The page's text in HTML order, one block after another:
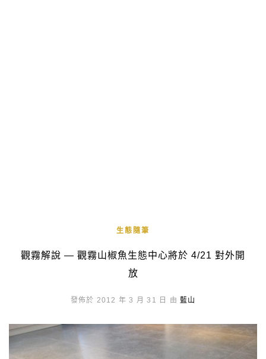
生態隨筆
觀霧解說 — 觀霧山椒魚生態中心將於 4/21 對外開
放
發佈於 2012 年 3 月 31 日 由 藍山